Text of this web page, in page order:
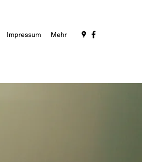
Impressum Mehr